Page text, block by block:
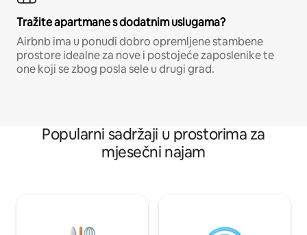
Tražite apartmane s dodatnim uslugama?
Airbnb ima u ponudi dobro opremljene stambene
prostore idealne za nove i postojeće zaposlenike te
one koji se zbog posla sele u drugi grad.
Popularni sadržaji u prostorima za
mjesečni najam